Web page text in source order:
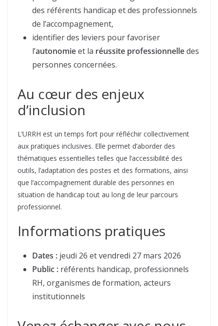
des référents handicap et des professionnels
de l’accompagnement,
identifier des leviers pour favoriser
l’autonomieet la réussite professionnelledes
personnes concernées.
Au cœur des enjeux
d’inclusion
L’URRH est un temps fort pour réfléchir collectivement
aux pratiques inclusives. Elle permet d’aborder des
thématiques essentielles telles que l’accessibilité des
outils, l’adaptation des postes et des formations, ainsi
que l’accompagnement durable des personnes en
situation de handicap tout au long de leur parcours
professionnel.
Informations pratiques
Dates : jeudi 26 et vendredi 27 mars 2026
Public : référents handicap, professionnels
RH, organismes de formation, acteurs
institutionnels